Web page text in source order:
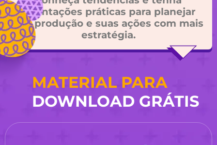
orientações práticas para planejar
sua produção e suas ações com mais
estratégia.
MATERIAL PARA
DOWNLOAD GRÁTIS